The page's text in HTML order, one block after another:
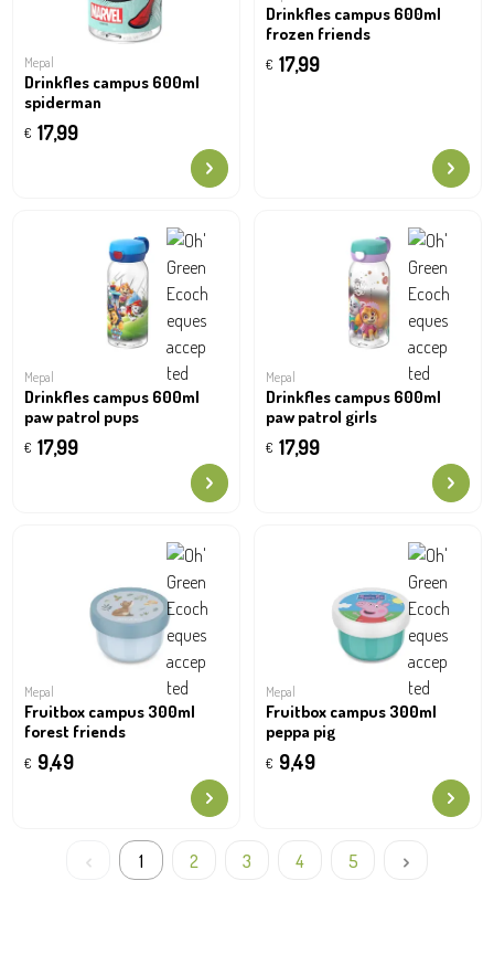
Mepal
Drinkfles campus 600ml
spiderman
€ 17,99
Drinkfles campus 600ml
frozen friends
€ 17,99
Mepal
Drinkfles campus 600ml
paw patrol pups
€ 17,99
Mepal
Drinkfles campus 600ml
paw patrol girls
€ 17,99
Mepal
Fruitbox campus 300ml
forest friends
€ 9,49
Mepal
Fruitbox campus 300ml
peppa pig
€ 9,49
1 2 3 4 5